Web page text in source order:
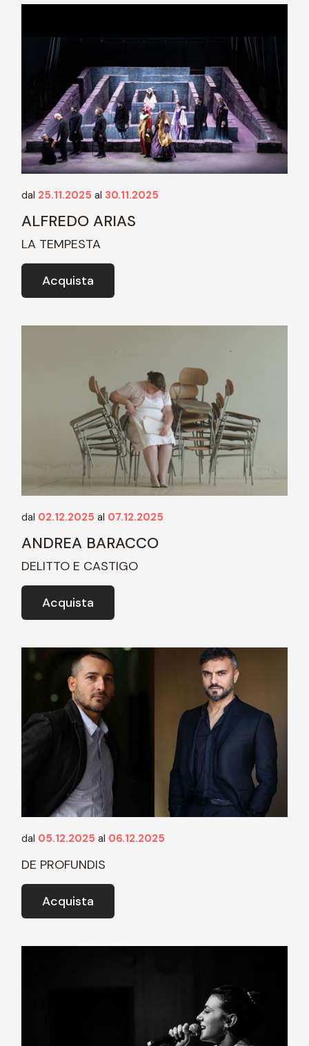
dal 25.11.2025 al 30.11.2025
ALFREDO ARIAS
LA TEMPESTA
Acquista
dal 02.12.2025 al 07.12.2025
ANDREA BARACCO
DELITTO E CASTIGO
Acquista
dal 05.12.2025 al 06.12.2025
DE PROFUNDIS
Acquista